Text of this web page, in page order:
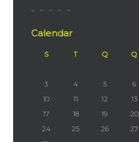
Calendar
S T Q Q
3
4 5 6
10
11 12 13
17
18 19 20
24
25 26 27